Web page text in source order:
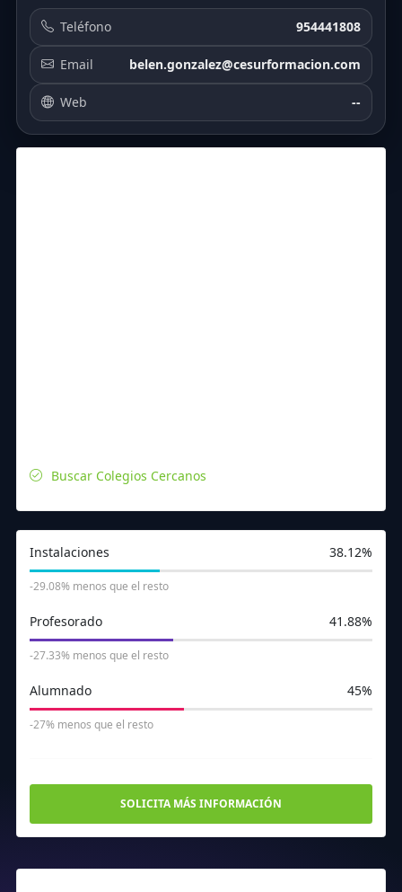
Teléfono 954441808
Email belen.gonzalez@cesurformacion.com
Web --
Buscar Colegios Cercanos
Instalaciones 38.12%
-29.08% menos que el resto
Profesorado 41.88%
-27.33% menos que el resto
Alumnado 45%
-27% menos que el resto
SOLICITA MÁS INFORMACIÓN